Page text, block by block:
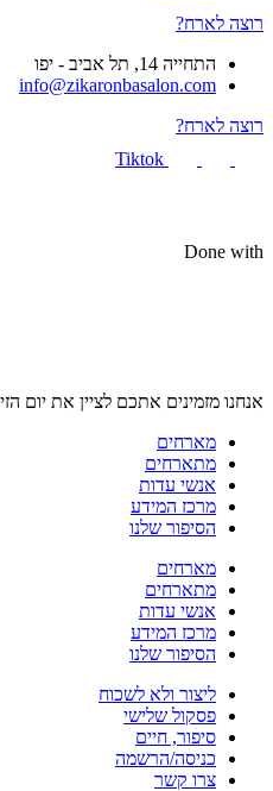
רוצה לארח?
התחייה 14, תל אביב - יפו
info@zikaronbasalon.com
רוצה לארח?
Tiktok
Done with
אנחנו מזמינים אתכם לציין את יום
מארחים
מתארחים
אנשי עדות
מרכז המידע
הסיפור שלנו
מארחים
מתארחים
אנשי עדות
מרכז המידע
הסיפור שלנו
ליצור ולא לשכוח
פסקול שלישי
סיפור, חיים
כניסה/הרשמה
צרו קשר